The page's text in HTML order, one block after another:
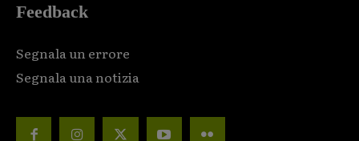
Feedback
Segnala un errore
Segnala una notizia